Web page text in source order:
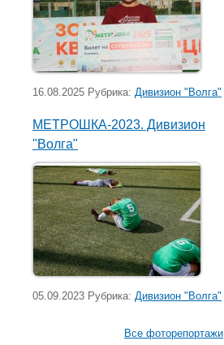
16.08.2025 Рубрика: Дивизион "Волга"
МЕТРОШКА-2023. Дивизион
"Волга"
05.09.2023 Рубрика: Дивизион "Волга"
Все фоторепортажи